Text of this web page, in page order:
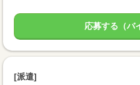
応募する（バ
[派遣]